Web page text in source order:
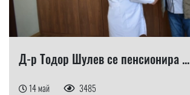
Д-р Тодор Шулев се пенсионира ...
14 май 3485